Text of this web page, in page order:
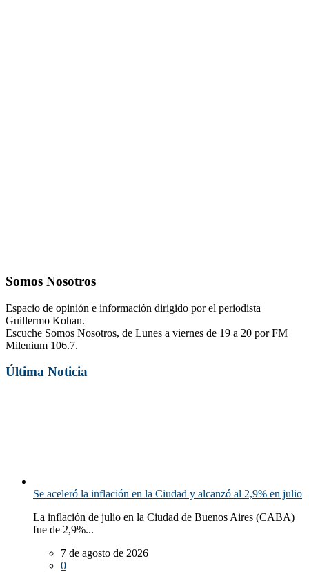
Somos Nosotros
Espacio de opinión e información dirigido por el periodista
Guillermo Kohan.
Escuche Somos Nosotros, de Lunes a viernes de 19 a 20 por FM
Milenium 106.7.
Última Noticia
Se aceleró la inflación en la Ciudad y alcanzó al 2,9% en julio
La inflación de julio en la Ciudad de Buenos Aires (CABA)
fue de 2,9%...
7 de agosto de 2026
0